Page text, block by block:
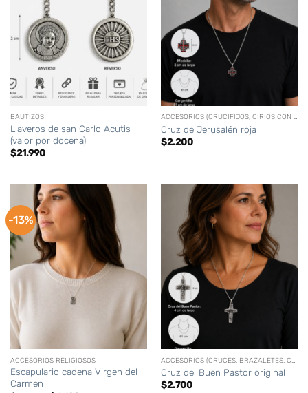
BAUTIZOS
Llaveros de san Carlo Acutis
(valor por docena)
$21.990
ACCESORIOS (CRUCIFIJOS, CIRIOS CON LOGO, VELAS, ETC)
Cruz de Jerusalén roja
$2.200
-13%
ACCESORIOS RELIGIOSOS
Escapulario cadena Virgen del
Carmen
Cruz del Buen Pastor original
$2.700